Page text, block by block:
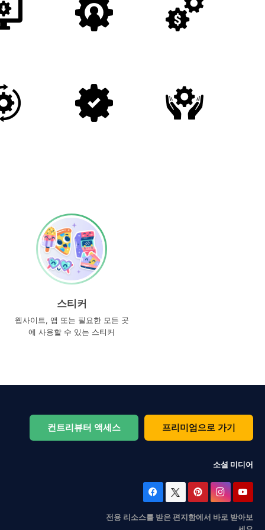
스티커
웹사이트, 앱 또는 필요한 모든 곳
에 사용할 수 있는 스티커
컨트리뷰터 액세스 프리미엄으로 가기
소셜 미디어
전용 리소스를 받은 편지함에서 바로 받아보